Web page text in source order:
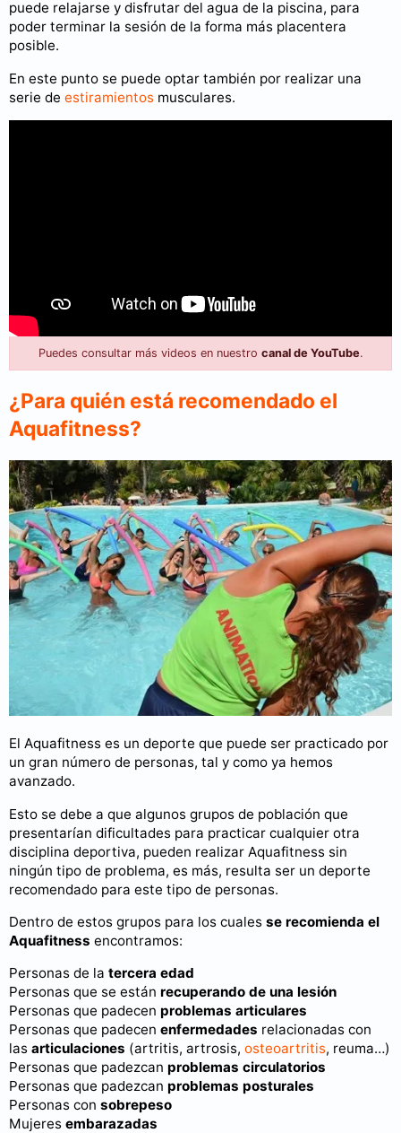
puede relajarse y disfrutar del agua de la piscina, para
poder terminar la sesión de la forma más placentera
posible.
En este punto se puede optar también por realizar una
serie de estiramientos musculares.
Puedes consultar más videos en nuestro canal de YouTube.
¿Para quién está recomendado el
Aquafitness?
El Aquafitness es un deporte que puede ser practicado por
un gran número de personas, tal y como ya hemos
avanzado.
Esto se debe a que algunos grupos de población que
presentarían dificultades para practicar cualquier otra
disciplina deportiva, pueden realizar Aquafitness sin
ningún tipo de problema, es más, resulta ser un deporte
recomendado para este tipo de personas.
Dentro de estos grupos para los cuales se recomienda el
Aquafitness encontramos:
Personas de la tercera edad
Personas que se están recuperando de una lesión
Personas que padecen problemas articulares
Personas que padecen enfermedades relacionadas con
las articulaciones (artritis, artrosis, osteoartritis, reuma…)
Personas que padezcan problemas circulatorios
Personas que padezcan problemas posturales
Personas con sobrepeso
Mujeres embarazadas